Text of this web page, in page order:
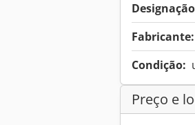
Fabricante:
Condição:
Preço e